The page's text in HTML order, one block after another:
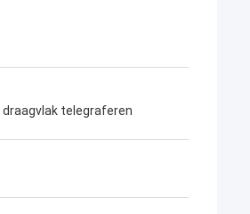
telegraferen